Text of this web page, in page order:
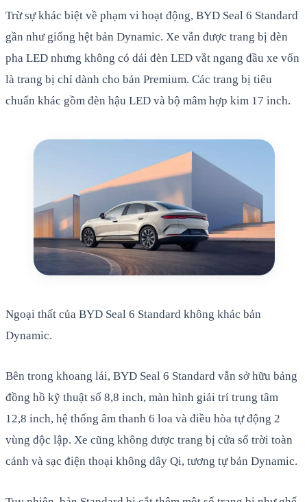
Trừ sự khác biệt về phạm vi hoạt động, BYD Seal 6 Standard
gần như giống hệt bản Dynamic. Xe vẫn được trang bị đèn
pha LED nhưng không có dải đèn LED vắt ngang đầu xe vốn
là trang bị chỉ dành cho bản Premium. Các trang bị tiêu
chuẩn khác gồm đèn hậu LED và bộ mâm hợp kim 17 inch.
Ngoại thất của BYD Seal 6 Standard không khác bản
Dynamic.
Bên trong khoang lái, BYD Seal 6 Standard vẫn sở hữu bảng
đồng hồ kỹ thuật số 8,8 inch, màn hình giải trí trung tâm
12,8 inch, hệ thống âm thanh 6 loa và điều hòa tự động 2
vùng độc lập. Xe cũng không được trang bị cửa sổ trời toàn
cảnh và sạc điện thoại không dây Qi, tương tự bản Dynamic.